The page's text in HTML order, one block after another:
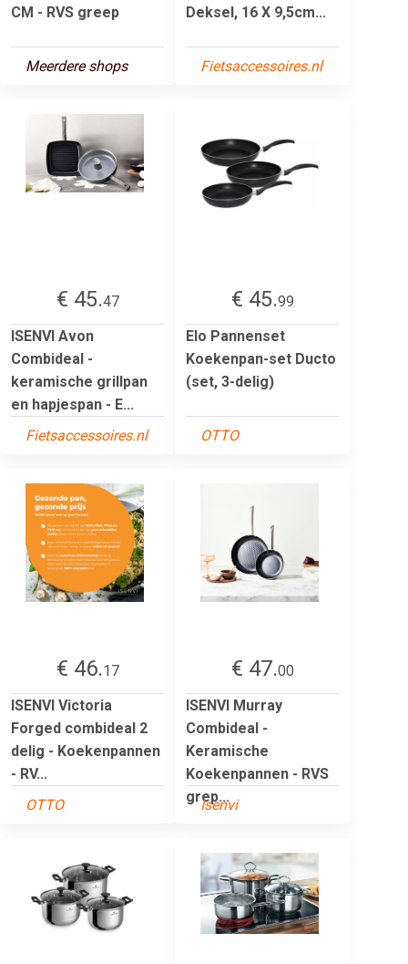
CM - RVS greep
Meerdere shops
Deksel, 16 X 9,5cm...
Fietsaccessoires.nl
€ 45.47
ISENVI Avon
Combideal -
keramische grillpan
en hapjespan - E...
Fietsaccessoires.nl
€ 45.99
Elo Pannenset
Koekenpan-set Ducto
(set, 3-delig)
OTTO
€ 46.17
ISENVI Victoria
Forged combideal 2
delig - Koekenpannen
- RV...
OTTO
€ 47.00
ISENVI Murray
Combideal -
Keramische
Koekenpannen - RVS
grep...
Isenvi